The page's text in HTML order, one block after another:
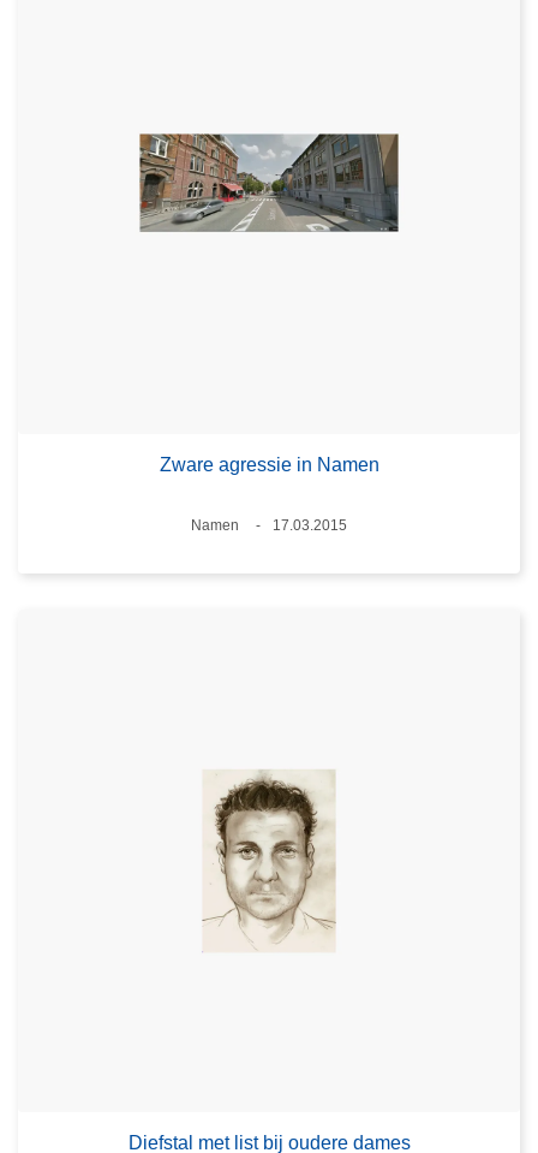
Zware agressie in Namen
Plaats
Namen
17.03.2015
Diefstal met list bij oudere dames